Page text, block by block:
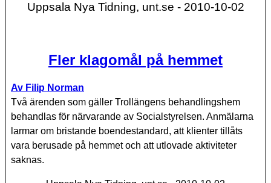
Uppsala Nya Tidning, unt.se - 2010-10-02
Fler klagomål på hemmet
Av Filip Norman
Två ärenden som gäller Trollängens behandlingshem
behandlas för närvarande av Socialstyrelsen. Anmälarna
larmar om bristande boendestandard, att klienter tillåts
vara berusade på hemmet och att utlovade aktiviteter
saknas.